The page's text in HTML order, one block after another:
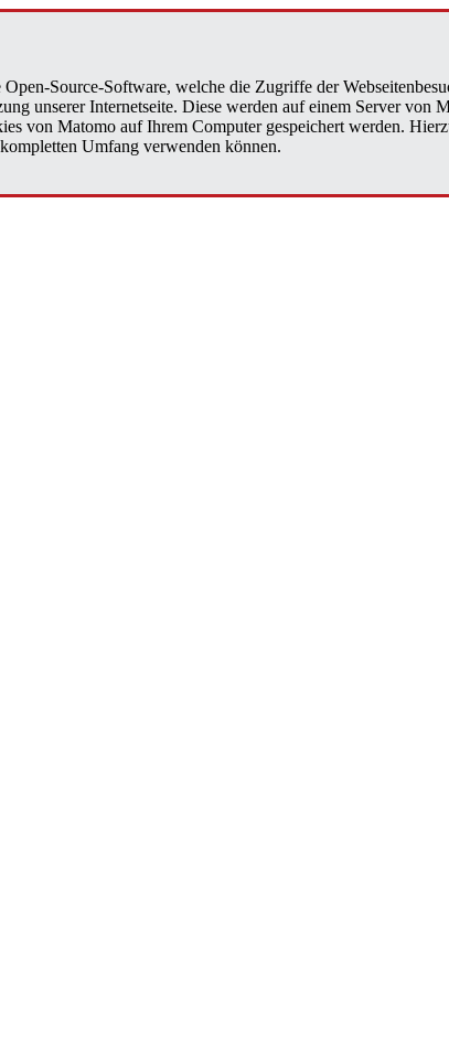
Source-Software, welche die Zugriffe der
unserer Internetseite. Diese werden auf einem Server von
von Matomo auf Ihrem Computer gespeichert werden.
Umfang verwenden können.